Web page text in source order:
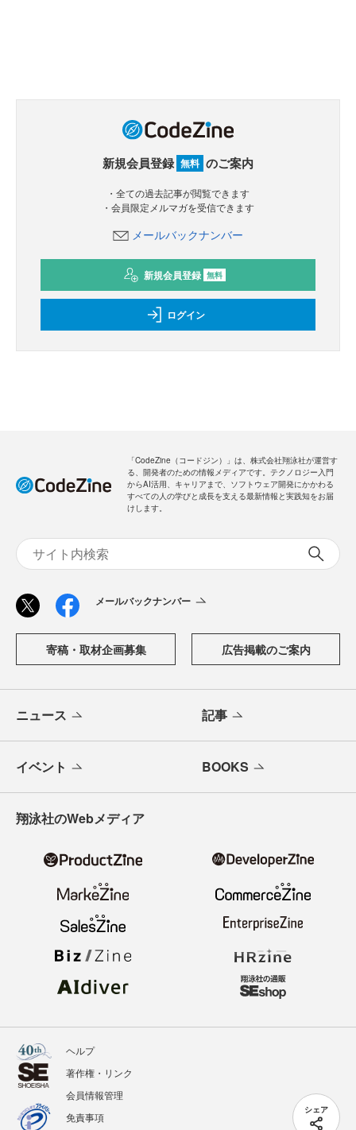
シェア
新規会員登録 無料 のご案内
・全ての過去記事が閲覧できます
・会員限定メルマガを受信できます
メールバックナンバー
新規会員登録 無料
ログイン
「CodeZine（コードジン）」は、株式会社翔泳社が運営す
る、開発者のための情報メディアです。テクノロジー入門
からAI活用、キャリアまで、ソフトウェア開発にかかわる
すべての人の学びと成長を支える最新情報と実践知をお届
けします。
メールバックナンバー
寄稿・取材企画募集 広告掲載のご案内
ニュース 記事
イベント BOOKS
翔泳社のWebメディア
ヘルプ
著作権・リンク
会員情報管理
免責事項